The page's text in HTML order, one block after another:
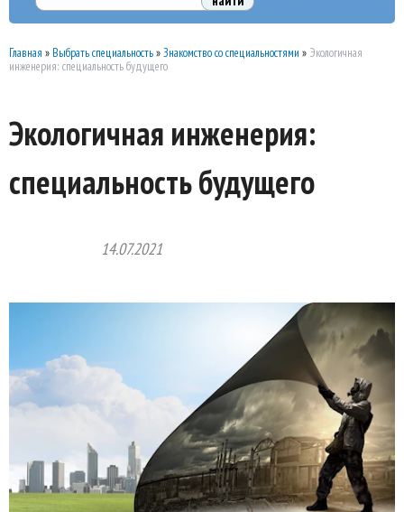
Главная » Выбрать специальность»Знакомство со специальностями » Экологичная
инженерия: специальность будущего
Экологичная инженерия:
специальность будущего
14.07.2021